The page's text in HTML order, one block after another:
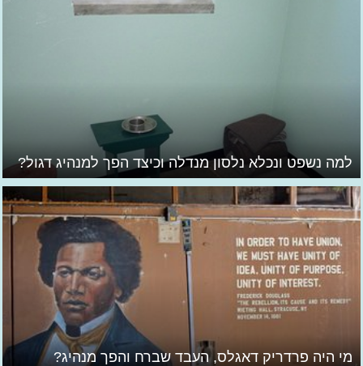
למה נשפט ונכלא נלסון מנדלה וכיצד הפך למנהיג דגול?
מי היה פרדריק דאגלס, העבד שברח והפך מנהיג?